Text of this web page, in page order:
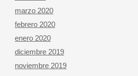
marzo 2020
febrero 2020
enero 2020
diciembre 2019
noviembre 2019